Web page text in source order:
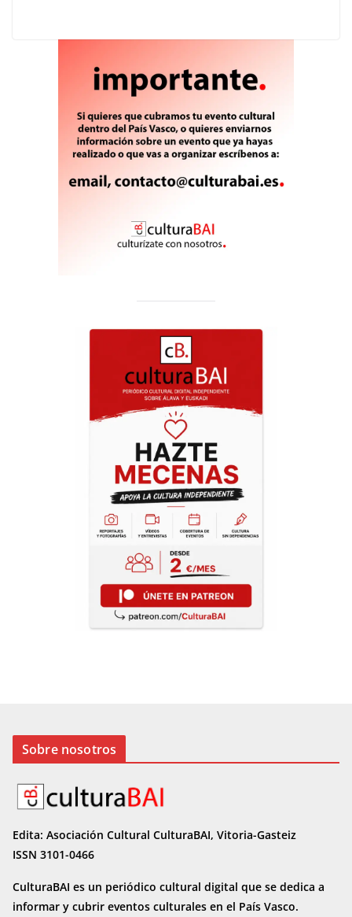
b d
o
n
l p
ar
ti
r
Sobre nosotros
Edita: Asociación Cultural CulturaBAI, Vitoria-Gasteiz
ISSN 3101-0466
CulturaBAI es un periódico cultural digital que se dedica a
informar y cubrir eventos culturales en el País Vasco.